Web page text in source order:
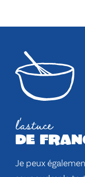
l'astuce
de
Je peux